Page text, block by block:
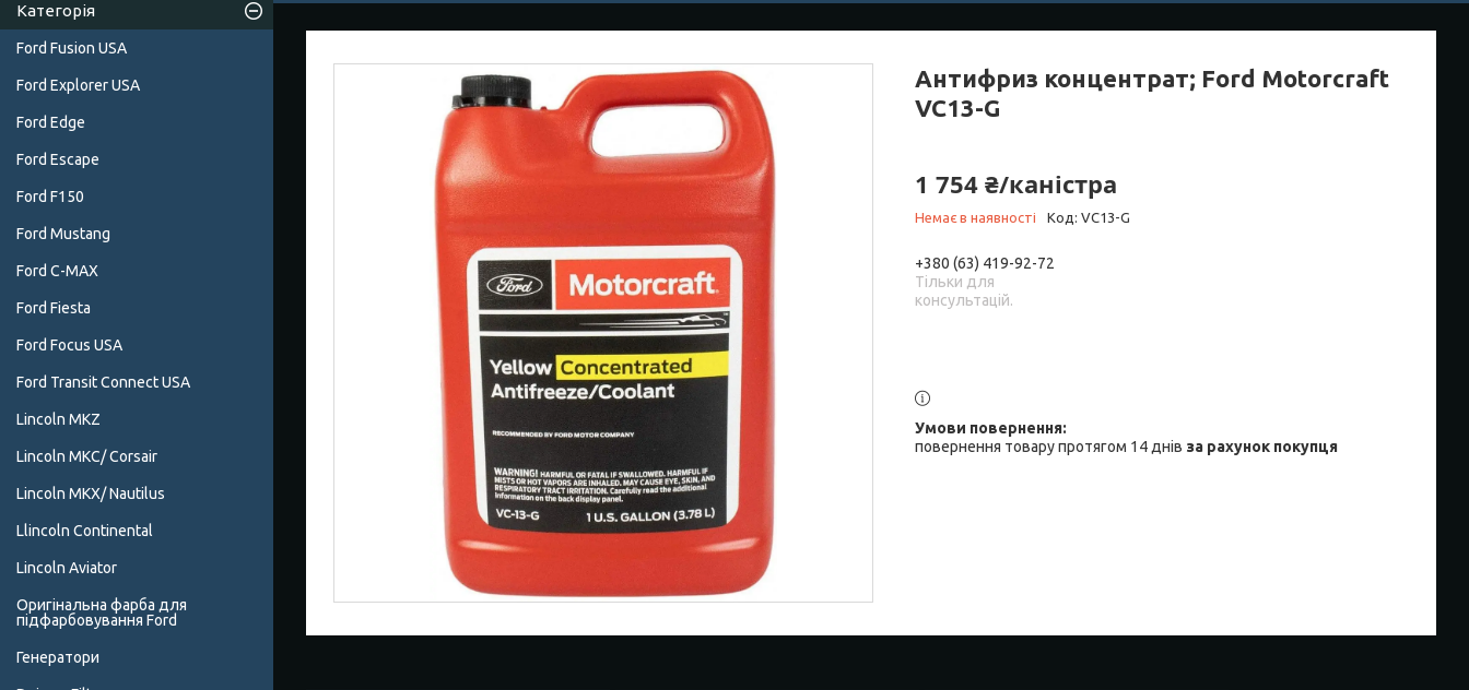
Антифриз концентрат; Ford Motorcraft
VC13-G
1 754 ₴/каністра
Немає в наявності Код: VC13-G
+380 (63) 419-92-72
Тільки для
консультацій.
повернення товару протягом 14 днів за рахунок покупця
Категорія
Ford Fusion USA
Ford Explorer USA
Ford Edge
Ford Escape
Ford F150
Ford Mustang
Ford C-MAX
Ford Fiesta
Ford Focus USA
Ford Transit Connect USA
Lincoln MKZ
Lincoln MKC/ Corsair
Lincoln MKX/ Nautilus
Llincoln Continental
Lincoln Aviator
Оригінальна фарба для
підфарбовування Ford
Генератори